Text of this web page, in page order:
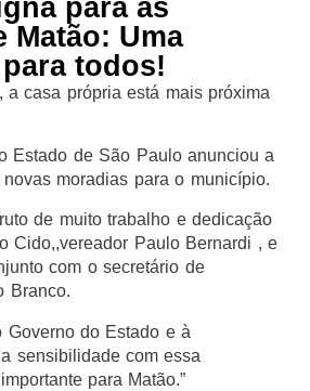
para as
Matão: Uma
todos!
a casa própria está mais próxima
Estado de São Paulo anunciou a
moradias para o município.
de muito trabalho e dedicação
Cido,,vereador Paulo Bernardi , e
com o secretário de
Branco.
Governo do Estado e à
sensibilidade com essa
para Matão.”